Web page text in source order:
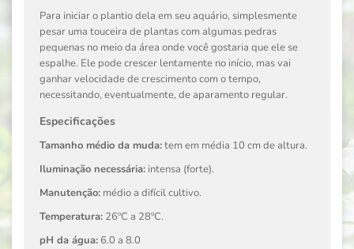
Para iniciar o plantio dela em seu aquário, simplesmente
pesar uma touceira de plantas com algumas pedras
pequenas no meio da área onde você gostaria que ele se
espalhe. Ele pode crescer lentamente no início, mas vai
ganhar velocidade de crescimento com o tempo,
necessitando, eventualmente, de aparamento regular.
Especificações
Tamanho médio da muda:tem em média 10 cm de altura.
Iluminação necessária: intensa (forte).
Manutenção: médio a difícil cultivo.
Temperatura: 26ºC a 28ºC.
pH da água: 6.0 a 8.0